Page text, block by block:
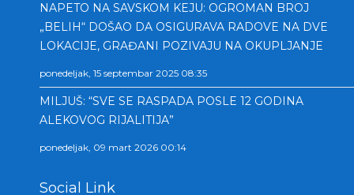
NAPETO NA SAVSKOM KEJU: OGROMAN BROJ
„BELIH“ DOŠAO DA OSIGURAVA RADOVE NA DVE
LOKACIJE, GRAĐANI POZIVAJU NA OKUPLJANJE
ponedeljak, 15 septembar 2025 08:35
MILJUŠ: “SVE SE RASPADA POSLE 12 GODINA
ALEKOVOG RIJALITIJA”
ponedeljak, 09 mart 2026 00:14
Social Link